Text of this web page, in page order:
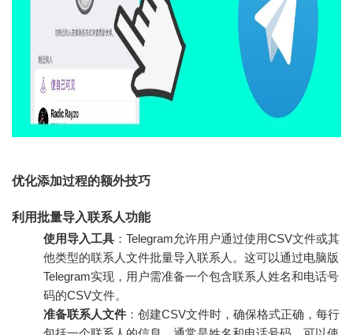
优化添加过程的额外技巧
利用批量导入联系人功能
使用导入工具 ：Telegram允许用户通过使用CSV文件或其
他类型的联系人文件批量导入联系人。这可以通过电脑版
Telegram实现，用户需准备一个包含联系人姓名和电话号
码的CSV文件。
准备联系人文件 ：创建CSV文件时，确保格式正确，每行